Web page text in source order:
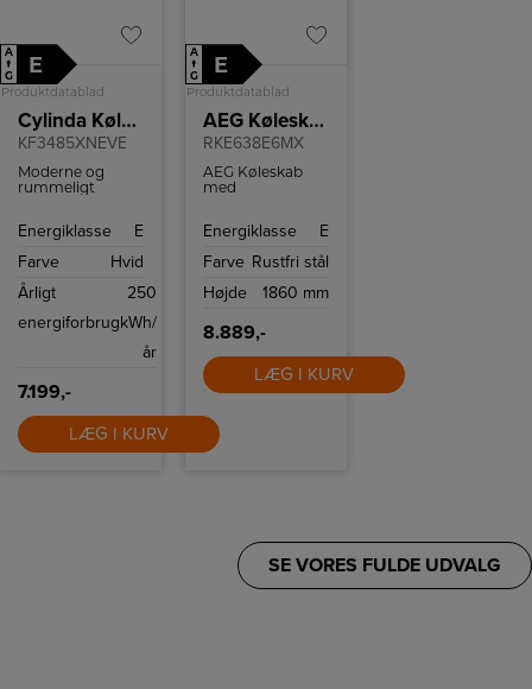
A
↑
G
E
Produktdatablad
Cylinda Køle-/fryseskab
KF3485XNEVE
Moderne og
rummeligt
med smarte
fleksibel
opbevaring og
stilfuldt design,
opbevaring af
Energiklasse
E
Farve
Hvid
Årligt
energiforbrug
250
kWh/
år
7.199,-
LÆG I KURV
A
↑
G
E
Produktdatablad
AEG Køleskab
RKE638E6MX
AEG Køleskab
med
Energiklasse
E
Farve Rustfri stål
Højde
1860 mm
8.889,-
LÆG I KURV
SE VORES FULDE UDVALG